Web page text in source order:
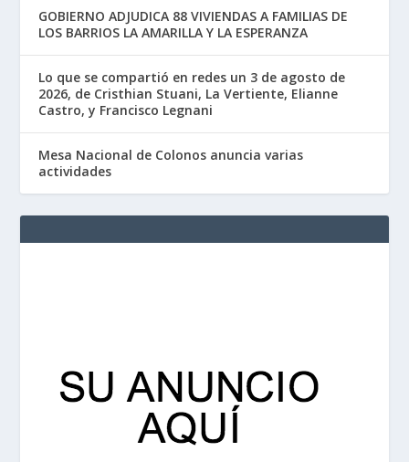
GOBIERNO ADJUDICA 88 VIVIENDAS A FAMILIAS DE
LOS BARRIOS LA AMARILLA Y LA ESPERANZA
Lo que se compartió en redes un 3 de agosto de
2026, de Cristhian Stuani, La Vertiente, Elianne
Castro, y Francisco Legnani
Mesa Nacional de Colonos anuncia varias
actividades